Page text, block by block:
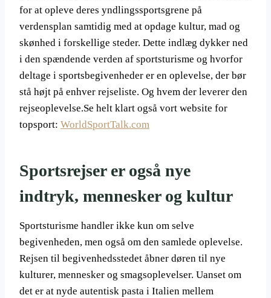
for at opleve deres yndlingssportsgrene på
verdensplan samtidig med at opdage kultur, mad og
skønhed i forskellige steder. Dette indlæg dykker ned
i den spændende verden af sportsturisme og hvorfor
deltage i sportsbegivenheder er en oplevelse, der bør
stå højt på enhver rejseliste. Og hvem der leverer den
rejseoplevelse.Se helt klart også vort website for
topsport: WorldSportTalk.com
Sportsrejser er også nye
indtryk, mennesker og kultur
Sportsturisme handler ikke kun om selve
begivenheden, men også om den samlede oplevelse.
Rejsen til begivenhedsstedet åbner døren til nye
kulturer, mennesker og smagsoplevelser. Uanset om
det er at nyde autentisk pasta i Italien mellem